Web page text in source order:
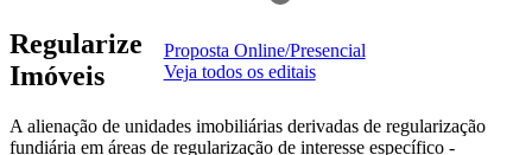
Proposta Online/Presencial
Veja todos os editais
Regularize
Imóveis
A alienação de unidades imobiliárias derivadas de regularização
fundiária em áreas de regularização de interesse específico -